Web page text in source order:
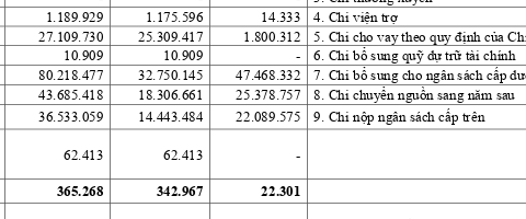
1.189.929 1.175.596 14.333
4. Chi viện trợ
27.109.730 25.309.417 1.800.312
5. Chi cho vay theo quy định của
10.909 10.909 -
6. Chi bổ sung quỹ dự trữ tài chính
80.218.477 32.750.145 47.468.332
7. Chi bổ sung cho ngân sách cấp
43.685.418 18.306.661 25.378.757
8. Chi chuyển nguồn sang năm sau
36.533.059 14.443.484 22.089.575 9. Chi nộp ngân sách cấp trên
62.413 62.413 -
365.268 342.967 22.301